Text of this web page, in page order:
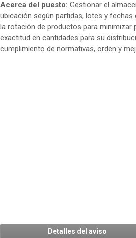
Acerca del puesto: Gestionar el
ubicación según partidas, lotes y
la rotación de productos para minimizar
exactitud en cantidades para su
cumplimiento de normativas, orden y
Detalles del aviso